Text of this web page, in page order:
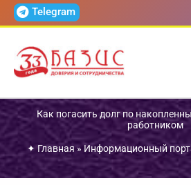
ПерейтиTelegram
Как погасить долг по
работником
✦ Главная »Информационный